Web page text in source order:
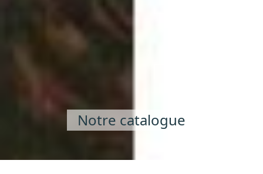
Notre catalogue